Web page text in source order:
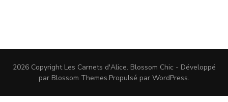
2026 Copyright Les Carnets d'Alice. Blossom Chic - Développé
par Blossom Themes.Propulsé par WordPress.